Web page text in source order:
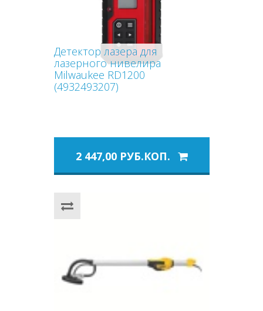
Детектор лазера для
лазерного нивелира
Milwaukee RD1200
(4932493207)
2 447,00 РУБ.КОП.